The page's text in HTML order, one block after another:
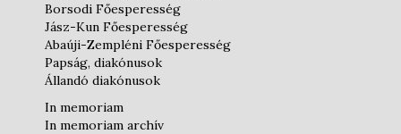
Borsodi Főesperesség
Jász-Kun Főesperesség
Abaúji-Zempléni Főesperesség
Papság, diakónusok
Állandó diakónusok
In memoriam
In memoriam archív